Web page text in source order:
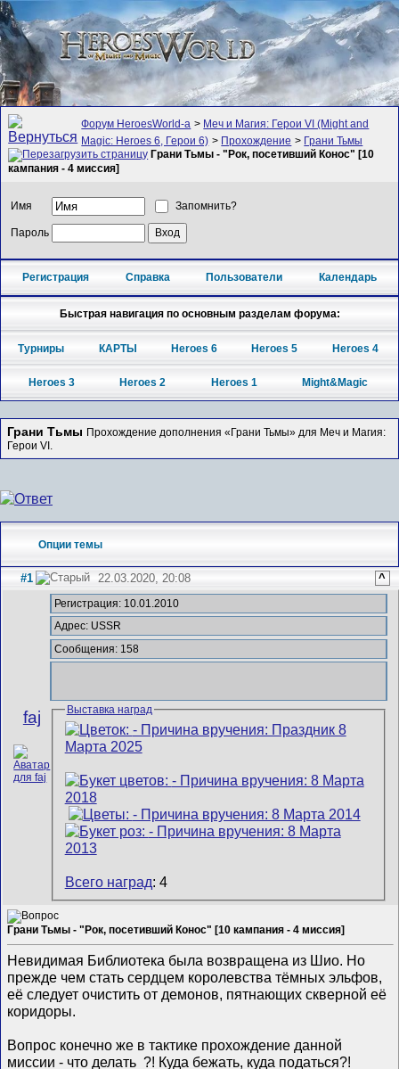
Форум HeroesWorld-а > Меч и Магия: Герои VI (Might and
Magic: Heroes 6, Герои 6) > Прохождение > Грани Тьмы
Грани Тьмы - "Рок, посетивший Конос" [10
кампания - 4 миссия]
Имя Запомнить?
Пароль
Регистрация Справка Пользователи Календарь
Быстрая навигация по основным разделам форума:
Турниры КАРТЫ Heroes 6 Heroes 5 Heroes 4
Heroes 3 Heroes 2 Heroes 1 Might&Magic
Грани Тьмы Прохождение дополнения «Грани Тьмы» для Меч и Магия:
Герои VI.
Опции темы
#1 22.03.2020, 20:08 ^
faj
Регистрация: 10.01.2010
Адрес: USSR
Сообщения: 158
Выставка наград
Всего наград: 4
Грани Тьмы - "Рок, посетивший Конос" [10 кампания - 4 миссия]
Невидимая Библиотека была возвращена из Шио. Но
прежде чем стать сердцем королевства тёмных эльфов,
её следует очистить от демонов, пятнающих скверной её
коридоры.
Вопрос конечно же в тактике прохождение данной
миссии - что делать ?! Куда бежать, куда податься?!